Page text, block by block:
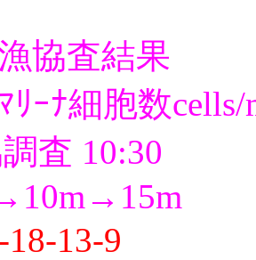
協査結果
ﾏﾘｰﾅ細胞数
査 10:30
18-13-9